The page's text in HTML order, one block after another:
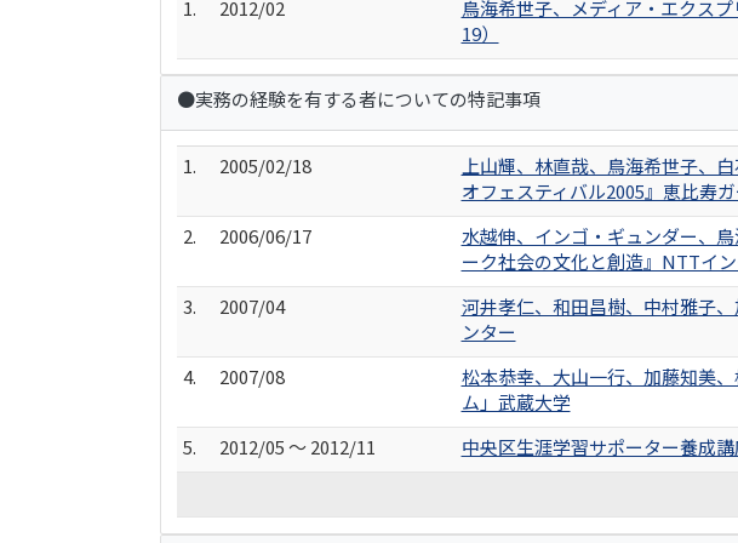
1. 2012/02
鳥海希世子、メディア・エクス
19）
●実務の経験を有する者についての特記事項
1. 2005/02/18
上山輝、林直哉、鳥海希世子、
オフェスティバル2005』恵比寿
2.
2006/06/17
水越伸、インゴ・ギュンダー、
ーク社会の文化と創造』NTTイ
3.
2007/04
河井孝仁、和田昌樹、中村雅子
ンター
4.
2007/08
松本恭幸、大山一行、加藤知美
ム」武蔵大学
5.
2012/05 ～ 2012/11
中央区生涯学習サポーター養成